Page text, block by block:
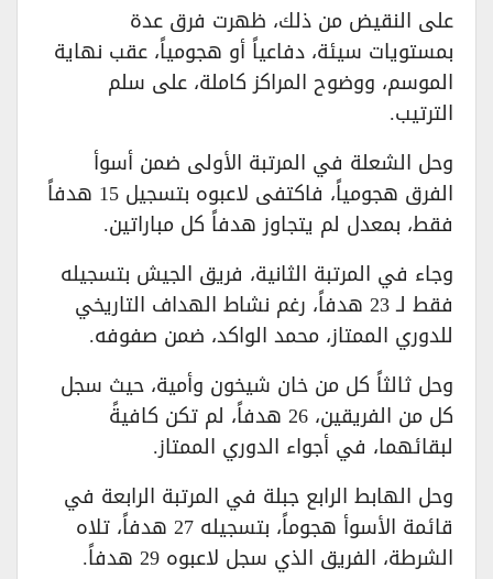
على النقيض من ذلك، ظهرت فرق عدة
بمستويات سيئة، دفاعياً أو هجومياً، عقب نهاية
الموسم، ووضوح المراكز كاملة، على سلم
الترتيب.
وحل الشعلة في المرتبة الأولى ضمن أسوأ
الفرق هجومياً، فاكتفى لاعبوه بتسجيل 15 هدفاً
فقط، بمعدل لم يتجاوز هدفاً كل مباراتين.
وجاء في المرتبة الثانية، فريق الجيش بتسجيله
فقط لـ 23 هدفاً، رغم نشاط الهداف التاريخي
للدوري الممتاز، محمد الواكد، ضمن صفوفه.
وحل ثالثاً كل من خان شيخون وأمية، حيث سجل
كل من الفريقين، 26 هدفاً، لم تكن كافيةً
لبقائهما، في أجواء الدوري الممتاز.
وحل الهابط الرابع جبلة في المرتبة الرابعة في
قائمة الأسوأ هجوماً، بتسجيله 27 هدفاً، تلاه
الشرطة، الفريق الذي سجل لاعبوه 29 هدفاً.